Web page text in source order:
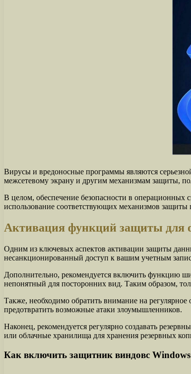
Вирусы и вредоносные программы являются
межсетевому экрану и другим механизмам защиты,
В целом, обеспечение безопасности в операционных
использование соответствующих механизмов защиты
Активация функций защиты для
Одним из ключевых аспектов активации защиты
несанкционированный доступ к вашим учетным
Дополнительно, рекомендуется включить функцию
непонятный для посторонних вид. Таким образом,
Также, необходимо обратить внимание на
предотвратить возможные атаки злоумышленников.
Наконец, рекомендуется регулярно создавать
или облачные хранилища для хранения резервных
Как включить защитник виндовс